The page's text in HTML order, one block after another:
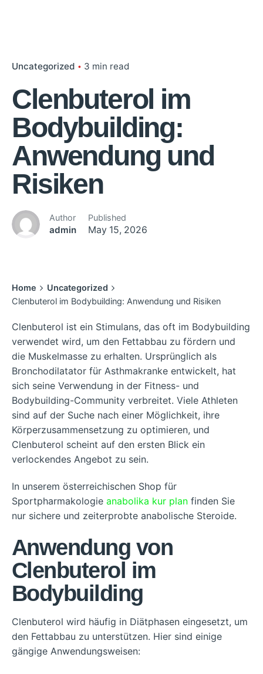
Uncategorized 3 min read
Clenbuterol im
Bodybuilding:
Anwendung und
Risiken
Author
admin
Published
May 15, 2026
Home
Uncategorized
Clenbuterol im Bodybuilding: Anwendung und Risiken
Clenbuterol ist ein Stimulans, das oft im Bodybuilding
verwendet wird, um den Fettabbau zu fördern und
die Muskelmasse zu erhalten. Ursprünglich als
Bronchodilatator für Asthmakranke entwickelt, hat
sich seine Verwendung in der Fitness- und
Bodybuilding-Community verbreitet. Viele Athleten
sind auf der Suche nach einer Möglichkeit, ihre
Körperzusammensetzung zu optimieren, und
Clenbuterol scheint auf den ersten Blick ein
verlockendes Angebot zu sein.
In unserem österreichischen Shop für
Sportpharmakologie anabolika kur plan finden Sie
nur sichere und zeiterprobte anabolische Steroide.
Anwendung von
Clenbuterol im
Bodybuilding
Clenbuterol wird häufig in Diätphasen eingesetzt, um
den Fettabbau zu unterstützen. Hier sind einige
gängige Anwendungsweisen: